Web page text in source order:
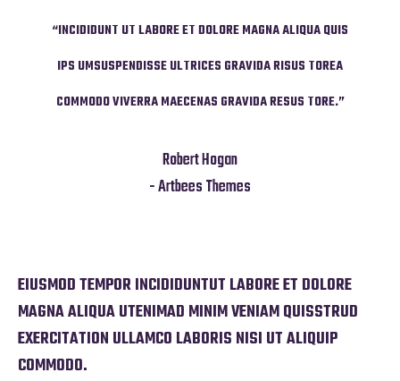
“INCIDIDUNT UT LABORE ET DOLORE MAGNA ALIQUA QUIS
IPS UMSUSPENDISSE ULTRICES GRAVIDA RISUS TOREA
COMMODO VIVERRA MAECENAS GRAVIDA RESUS TORE.”
Robert Hogan
- Artbees Themes
EIUSMOD TEMPOR INCIDIDUNTUT LABORE ET DOLORE
MAGNA ALIQUA UTENIMAD MINIM VENIAM QUISSTRUD
EXERCITATION ULLAMCO LABORIS NISI UT ALIQUIP
COMMODO.